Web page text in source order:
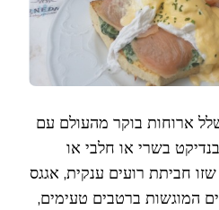
ארוחות בוקר מהעולם עם
בשרי או חלבי או
חביתת רועים ענקית, אגגס
המוגשות ברטבים טעימים,